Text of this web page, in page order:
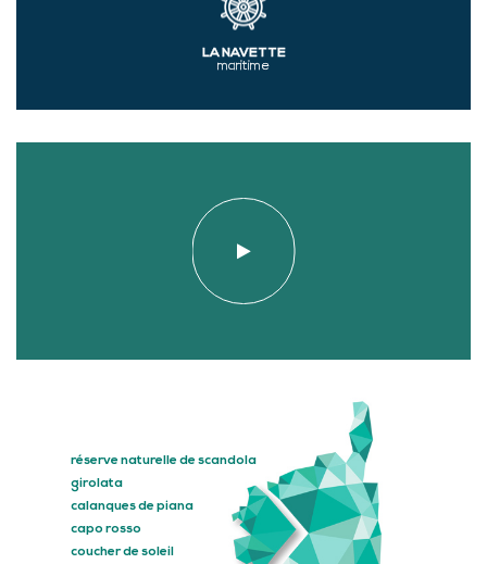
LA NAVETTE
maritime
réserve naturelle de scandola
girolata
calanques de piana
capo rosso
coucher de soleil